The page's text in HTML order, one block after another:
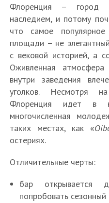
Флоренция – город
наследием, и потому
что самое
площади – не
с вековой историей, а
Оживленная
внутри заведения
уголков. Несмотря
Флоренция идет в
многочисленная
таких местах, как «
остериях.
Отличительные черты:
бар
попробовать сезонный